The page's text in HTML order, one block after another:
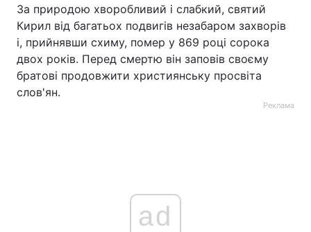
За природою хворобливий і слабкий, святий
Кирил від багатьох подвигів незабаром захворів
і, прийнявши схиму, помер у 869 році сорока
двох років. Перед смертю він заповів своєму
братові продовжити християнську просвіта
слов'ян.
Реклама
ad